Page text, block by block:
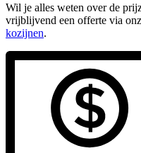
Wil je alles weten over de
vrijblijvend een offerte via
kozijnen.